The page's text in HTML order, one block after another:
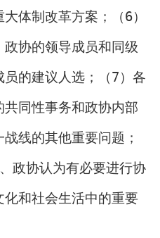
体制改革方案；（6）
协的领导成员和同级
的建议人选；（7）各
同性事务和政协内部
线的其他重要问题；
政协认为有必要进行协
和社会生活中的重要